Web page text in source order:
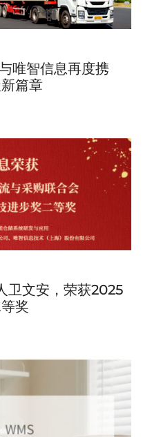
唯智信息再度携
篇章
卫文安，荣获2025
奖